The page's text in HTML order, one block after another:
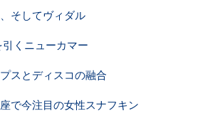
そしてヴィダル
くニューカマー
スとディスコの融合
で今注目の女性スナフキン